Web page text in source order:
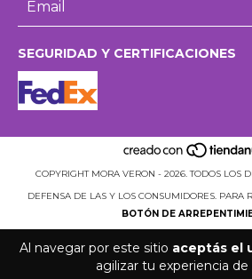
Al navegar por este sitio aceptás el
agilizar tu experiencia de
SEGURIDAD Y CERTIFICACIONES
COPYRIGHT MORA VERON - 2026. TODOS LOS
DEFENSA DE LAS Y LOS CONSUMIDORES. PARA
BOTÓN DE